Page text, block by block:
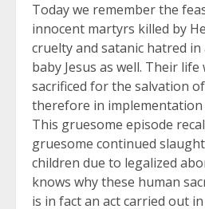
Today we remember the
innocent martyrs killed by
cruelty and satanic hatred
baby Jesus as well. Their
sacrificed for the salvation of
therefore in implementation
This gruesome episode
gruesome continued
children due to legalized
knows why these human
is in fact an act carried out